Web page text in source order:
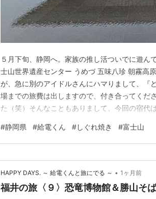
５月下旬、静岡へ。家族の推し活ついでに遊ん
士山世界遺産センター うめづ 五味八珍 朝霧高
が、急に別のアイドルさんにハマりまして、『
場までの旅費は出しますので、付き合ってくだ
た（笑）そんなこともありまして、今回の宿代
旅行ができるので問題なしです(*^_^*)ﾌﾌ そんな
～どんより 「道の駅 朝霧高原…
#静岡県 #給電くん #しぐれ焼き #富士山
HAPPY DAYS. ～ 給電くんと旅にでる ～ • 1ヶ月前
福井の旅〈９〉恐竜博物館＆勝山そば